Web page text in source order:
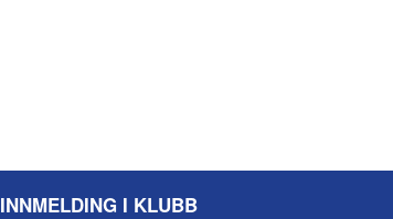
INNMELDING I KLUBB